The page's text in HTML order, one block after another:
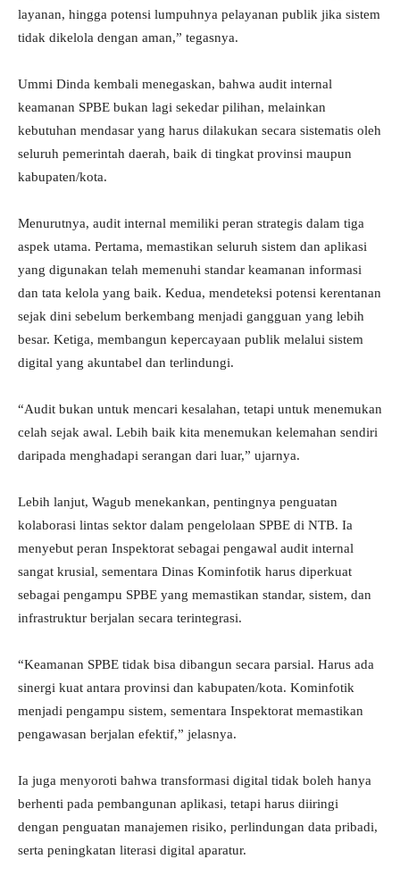
layanan, hingga potensi lumpuhnya pelayanan publik jika sistem
tidak dikelola dengan aman,” tegasnya.
Ummi Dinda kembali menegaskan, bahwa audit internal
keamanan SPBE bukan lagi sekedar pilihan, melainkan
kebutuhan mendasar yang harus dilakukan secara sistematis oleh
seluruh pemerintah daerah, baik di tingkat provinsi maupun
kabupaten/kota.
Menurutnya, audit internal memiliki peran strategis dalam tiga
aspek utama. Pertama, memastikan seluruh sistem dan aplikasi
yang digunakan telah memenuhi standar keamanan informasi
dan tata kelola yang baik. Kedua, mendeteksi potensi kerentanan
sejak dini sebelum berkembang menjadi gangguan yang lebih
besar. Ketiga, membangun kepercayaan publik melalui sistem
digital yang akuntabel dan terlindungi.
“Audit bukan untuk mencari kesalahan, tetapi untuk menemukan
celah sejak awal. Lebih baik kita menemukan kelemahan sendiri
daripada menghadapi serangan dari luar,” ujarnya.
Lebih lanjut, Wagub menekankan, pentingnya penguatan
kolaborasi lintas sektor dalam pengelolaan SPBE di NTB. Ia
menyebut peran Inspektorat sebagai pengawal audit internal
sangat krusial, sementara Dinas Kominfotik harus diperkuat
sebagai pengampu SPBE yang memastikan standar, sistem, dan
infrastruktur berjalan secara terintegrasi.
“Keamanan SPBE tidak bisa dibangun secara parsial. Harus ada
sinergi kuat antara provinsi dan kabupaten/kota. Kominfotik
menjadi pengampu sistem, sementara Inspektorat memastikan
pengawasan berjalan efektif,” jelasnya.
Ia juga menyoroti bahwa transformasi digital tidak boleh hanya
berhenti pada pembangunan aplikasi, tetapi harus diiringi
dengan penguatan manajemen risiko, perlindungan data pribadi,
serta peningkatan literasi digital aparatur.